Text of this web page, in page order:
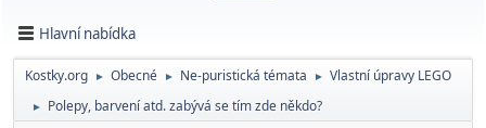
Hlavní nabídka
Kostky.org ► Obecné ► Ne-puristická témata ► Vlastní úpravy LEGO
► Polepy, barvení atd. zabývá se tím zde někdo?